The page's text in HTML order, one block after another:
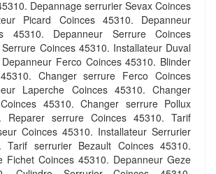
Depannage serrurier Sevax Coinces
Picard Coinces 45310. Depanneur
45310. Depanneur Serrure Coinces
Coinces 45310. Installateur Duval
Ferco Coinces 45310. Blinder
Changer serrure Ferco Coinces
Laperche Coinces 45310. Changer
45310. Changer serrure Pollux
Reparer serrure Coinces 45310. Tarif
Coinces 45310. Installateur Serrurier
Tarif serrurier Bezault Coinces 45310.
Fichet Coinces 45310. Depanneur Geze